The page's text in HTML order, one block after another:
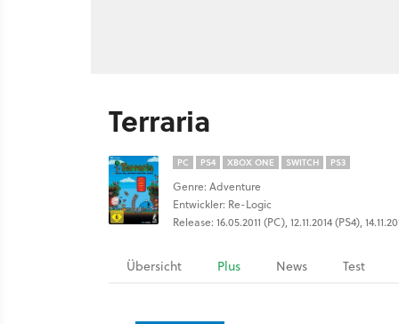
Terraria
PC PS4 XBOX ONE SWITCH PS3
Genre: Adventure
Entwickler: Re-Logic
Release: 16.05.2011 (PC), 12.11.2014 (PS4),
Übersicht Plus News Test